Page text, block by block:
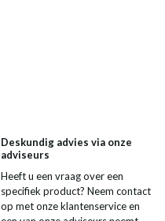
Deskundig advies via onze
adviseurs
Heeft u een vraag over een
specifiek product? Neem contact
op met onze klantenservice en